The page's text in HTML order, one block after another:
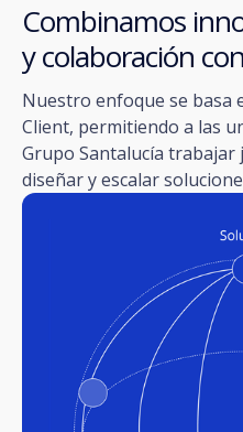
Combinamos
y colaboración
Nuestro enfoque se basa
Client, permitiendo a las
Grupo Santalucía
diseñar y escalar